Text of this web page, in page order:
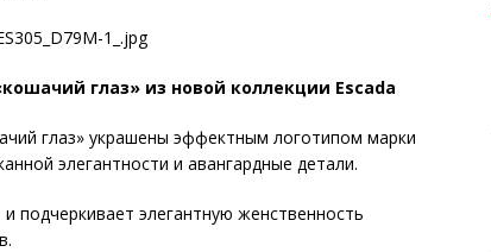
глаз» из новой коллекции Escada
глаз» украшены эффектным логотипом марки
элегантности и авангардные детали.
подчеркивает элегантную женственность